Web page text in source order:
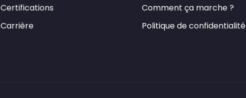
Certifications
Carrière
Comment ça marche ?
Politique de confidentialité